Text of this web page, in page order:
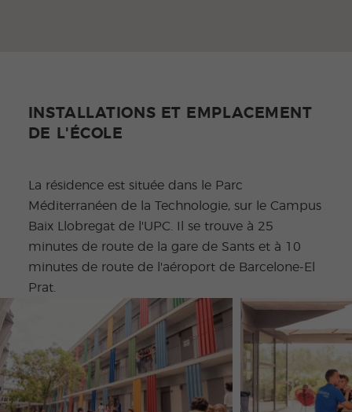
INSTALLATIONS ET EMPLACEMENT
DE L'ÉCOLE
La résidence est située dans le Parc
Méditerranéen de la Technologie, sur le Campus
Baix Llobregat de l'UPC. Il se trouve à 25
minutes de route de la gare de Sants et à 10
minutes de route de l'aéroport de Barcelone-El
Prat.